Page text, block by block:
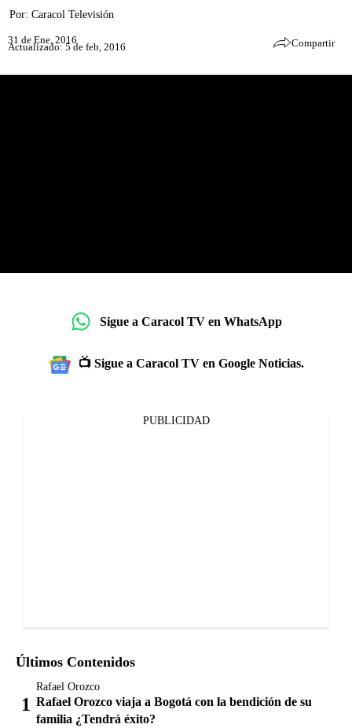
Por: Caracol Televisión
31 de Ene, 2016
Actualizado: 5 de feb, 2016 Compartir
Sigue a Caracol TV en WhatsApp
📺 Sigue a Caracol TV en Google Noticias.
PUBLICIDAD
Últimos Contenidos
Rafael Orozco
Rafael Orozco viaja a Bogotá con la bendición de su
familia ¿Tendrá éxito?